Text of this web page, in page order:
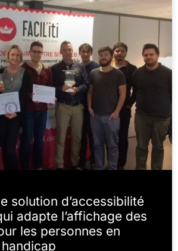
solution d’accessibilité
adapte l’affichage des
les personnes en